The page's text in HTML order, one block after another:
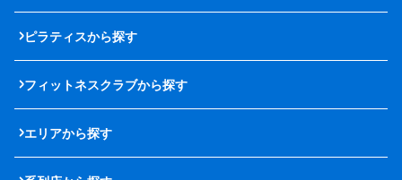
ピラティスから探す
フィットネスクラブから探す
エリアから探す